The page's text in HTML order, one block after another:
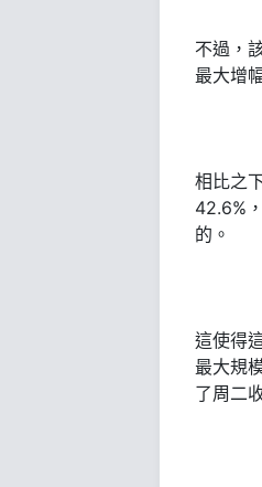
不過，
最大增
相比之
42.6%
的。
這使得
最大規
了周二